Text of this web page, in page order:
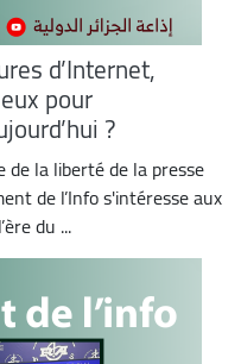
d’Internet,
pour
?
de la liberté de la presse
de l’Info s'intéresse aux
du ...